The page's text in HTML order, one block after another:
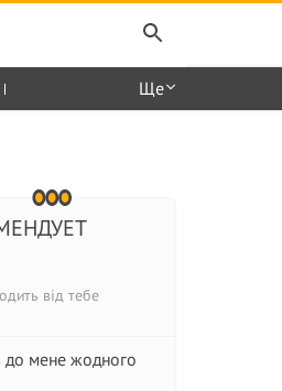
Ще
від тебе